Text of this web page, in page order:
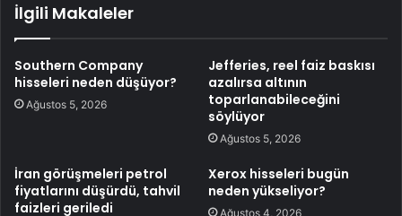
İlgili Makaleler
Southern Company
hisseleri neden düşüyor?
Ağustos 5, 2026
Jefferies, reel faiz baskısı
azalırsa altının
toparlanabileceğini
söylüyor
Ağustos 5, 2026
İran görüşmeleri petrol
fiyatlarını düşürdü, tahvil
faizleri geriledi
Xerox hisseleri bugün
neden yükseliyor?
Ağustos 4, 2026